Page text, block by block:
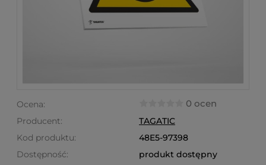
Ocena: 0 ocen
Producent:
TAGATIC
Kod produktu:
48E5-97398
Dostępność:
produkt dostępny